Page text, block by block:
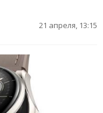
21 апреля, 13:15